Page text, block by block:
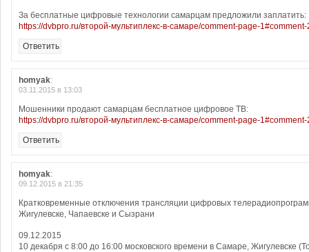
За бесплатные цифровые технологии самарцам предложили заплатить:
https://dvbpro.ru/второй-мультиплекс-в-самаре/comment-page-
Ответить
homyak:
03.11.2015 в 13:03
Мошенники продают самарцам бесплатное цифровое ТВ:
https://dvbpro.ru/второй-мультиплекс-в-самаре/comment-page-
Ответить
homyak:
09.12.2015 в 21:35
Кратковременные отключения трансляции цифровых
Жигулевске, Чапаевске и Сызрани
09.12.2015
10 декабря с 8:00 до 16:00 московского времени в Самаре, Жигулевске